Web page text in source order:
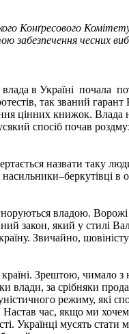
Конґресового
забезпечення чесних
в Україні почала
так званий
цінних книжок. Влада
спосіб почав
назвати таку
в
владою.
закон, який у стилі
Звичайно,
Зрештою, чимало
за срібняки
режиму, які
час, якщо ми
Українці мусять